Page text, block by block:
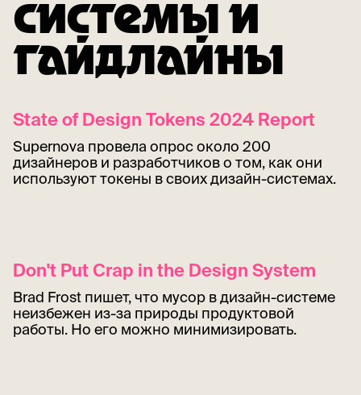
СИСТЕМЫ И
ГАЙДЛАЙНЫ
State of Design Tokens 2024 Report
Supernova провела опрос около 200
дизайнеров и разработчиков о том, как они
используют токены в своих дизайн-системах.
Don't Put Crap in the Design System
Brad Frost пишет, что мусор в дизайн-системе
неизбежен из-за природы продуктовой
работы. Но его можно минимизировать.